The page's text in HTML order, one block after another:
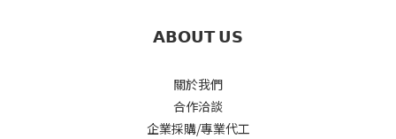
𝗔𝗕𝗢𝗨𝗧 𝗨𝗦
關於我們
合作洽談
企業採購/專業代工